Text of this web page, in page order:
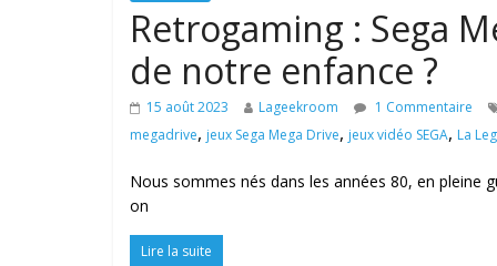
Retrogaming : Sega
de notre enfance ?
15 août 2023 Lageekroom
1 Commentaire
megadrive, jeux Sega Mega Drive, jeux vidéo SEGA, La
Nous sommes nés dans les années 80, en pleine
on
Lire la suite